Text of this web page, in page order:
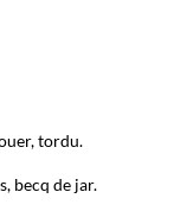
tordu.
becq de jar.